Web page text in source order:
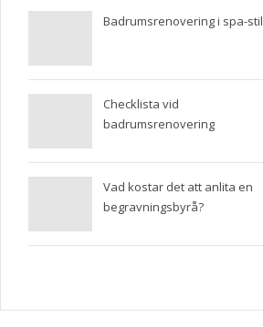
Badrumsrenovering i spa-stil
Checklista vid
badrumsrenovering
Vad kostar det att anlita en
begravningsbyrå?